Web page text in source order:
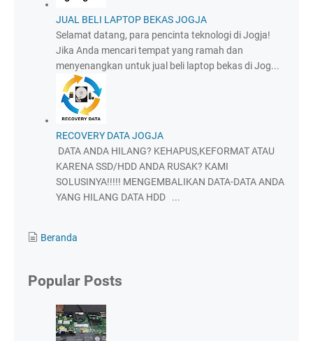
JUAL BELI LAPTOP BEKAS JOGJA
Selamat datang, para pencinta teknologi di Jogja!
Jika Anda mencari tempat yang ramah dan
menyenangkan untuk jual beli laptop bekas di Jog...
RECOVERY DATA JOGJA
DATA ANDA HILANG? KEHAPUS,KEFORMAT ATAU
KARENA SSD/HDD ANDA RUSAK? KAMI
SOLUSINYA!!!!! MENGEMBALIKAN DATA-DATA ANDA
YANG HILANG DATA HDD ...
Beranda
Popular Posts